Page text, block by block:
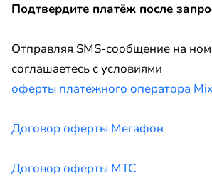
Подтвердите платёж после
Отправляя SMS-сообщение на
соглашаетесь с условиями
оферты платёжного оператора
Договор оферты Мегафон
Договор оферты МТС